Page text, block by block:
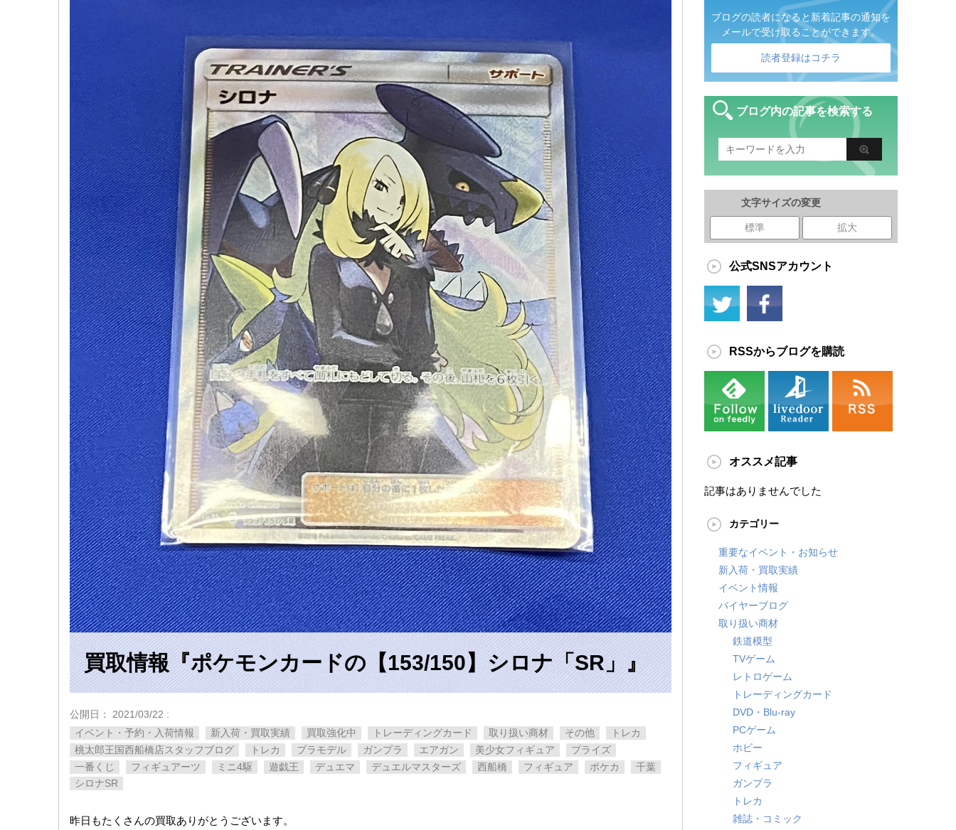
買取情報『ポケモンカードの【153/150】シロナ「SR」』
公開日： 2021/03/22 :
イベント・予約・入荷情報
新入荷・買取実績 買取強化中 トレーディングカード 取り扱い商材 その他
トレカ
桃太郎王国西船橋店スタッフブログ
トレカ プラモデル ガンプラ エアガン 美少女フィギュア
プライズ
一番くじ
フィギュアーツ ミニ4駆 遊戯王 デュエマ デュエルマスターズ 西船橋 フィギュア ポケカ
千葉
シロナSR
昨日もたくさんの買取ありがとうございます。
ブログの読者になると新着記事の通知を
メールで受け取ることができます。
読者登録はコチラ
ブログ内の記事を検索する
文字サイズの変更
標準 拡大
公式SNSアカウント
RSSからブログを購読
オススメ記事
記事はありませんでした
カテゴリー
重要なイベント・お知らせ
新入荷・買取実績
イベント情報
バイヤーブログ
取り扱い商材
鉄道模型
TVゲーム
レトロゲーム
トレーディングカード
DVD・Blu-ray
PCゲーム
ホビー
フィギュア
ガンプラ
トレカ
雑誌・コミック